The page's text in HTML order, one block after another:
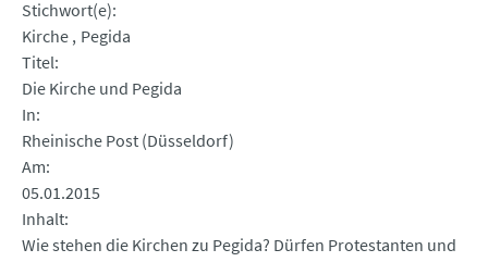
Stichwort(e)
Kirche Pegida
Titel
Die Kirche und Pegida
In
Rheinische Post (Düsseldorf)
Am
05.01.2015
Inhalt
Wie stehen die Kirchen zu Pegida? Dürfen Protestanten und